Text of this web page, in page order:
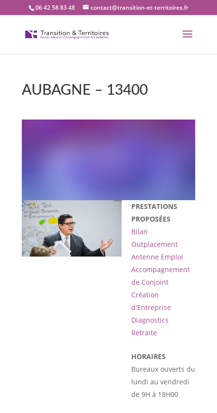
06 42 58 83 48 contact@transition-et-territoires.fr
AUBAGNE – 13400
bureau Transition et
PRESTATIONS
PROPOSÉES
Bilan
Outplacement
Antenne Emploi
Accompagnement
de Conjoint
Création
d'Entreprise
Diagnostics
Retraite
HORAIRES
Bureaux ouverts du
lundi au vendredi
de 9H à 18H00